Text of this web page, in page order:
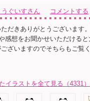
ぐいすさん コメントする
だきありがとうございます
想をお聞かせいただけると
ざいますのでそちらもご覧く
イラストを全て見る（4331）